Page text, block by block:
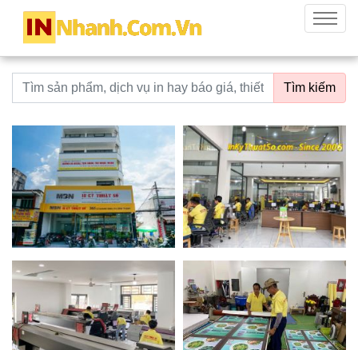
innhanh.com.vn
Menu
Từ khoá tìm kiếm Tìm kiếm